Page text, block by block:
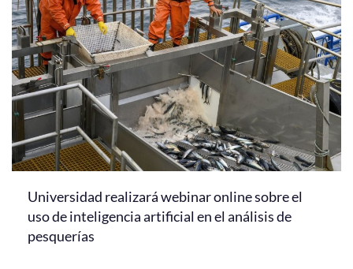
Universidad realizará webinar online sobre el
uso de inteligencia artificial en el análisis de
pesquerías